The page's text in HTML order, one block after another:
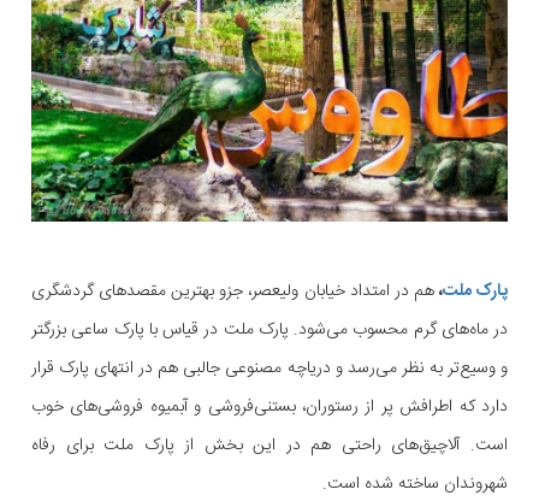
پارک ملت،هم در امتداد خیابان ولیعصر، جزو بهترین مقصد‌های گردشگری
در ماه‌های گرم محسوب می‌شود. پارک ملت در قیاس با پارک ساعی بزرگتر
و وسیع‌تر به نظر می‌رسد و دریاچه مصنوعی جالبی هم در انتهای پارک قرار
دارد که اطرافش پر از رستوران، بستنی‌فروشی و آبمیوه فروشی‌های خوب
است. آلاچیق‌های راحتی هم در این بخش از پارک ملت برای رفاه
شهروندان ساخته شده است.